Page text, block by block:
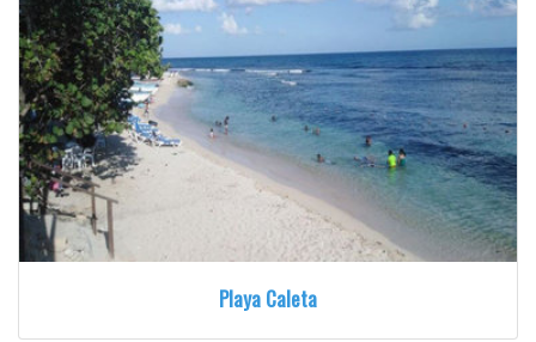
Playa Caleta